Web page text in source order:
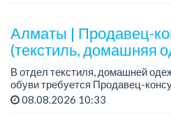
- о...
Алматы | Продавец-
(текстиль, домашняя
В отдел текстиля, домашней
обуви требуется Продавец-
Home".
08.08.2026 10:33